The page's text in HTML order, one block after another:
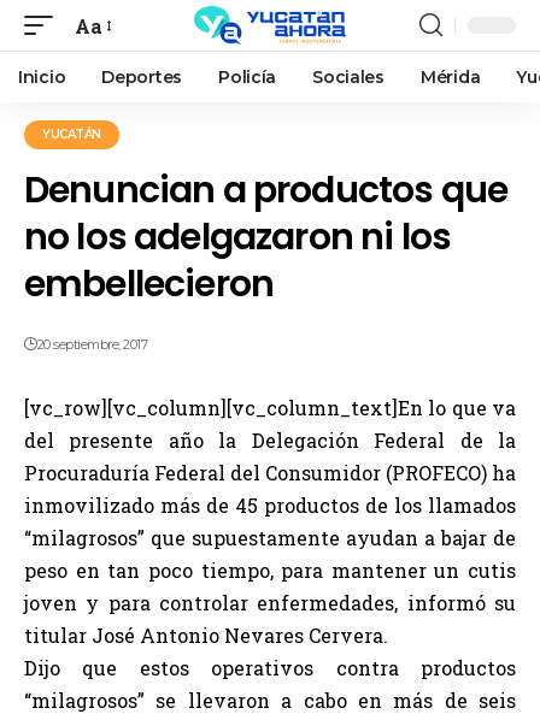
Aa
Inicio Deportes Policía Sociales Mérida
YUCATÁN
Denuncian a productos que
no los adelgazaron ni los
embellecieron
20 septiembre, 2017
[vc_row][vc_column][vc_column_text]En lo que va
del presente año la Delegación Federal de la
Procuraduría Federal del Consumidor (PROFECO) ha
inmovilizado más de 45 productos de los llamados
“milagrosos” que supuestamente ayudan a bajar de
peso en tan poco tiempo, para mantener un cutis
joven y para controlar enfermedades, informó su
titular José Antonio Nevares Cervera.
Dijo que estos operativos contra productos
“milagrosos” se llevaron a cabo en más de seis